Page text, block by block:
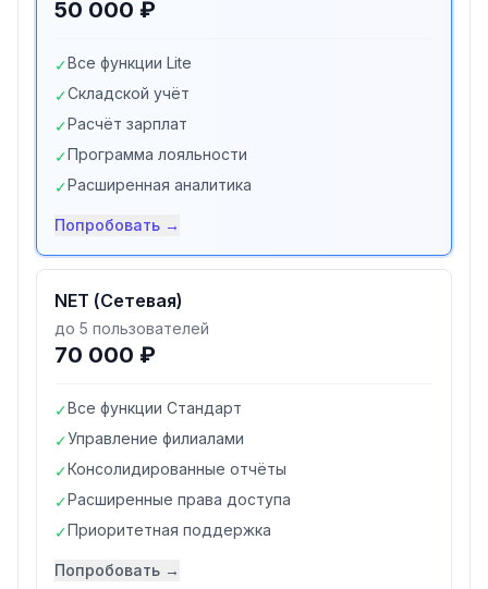
50 000 ₽
✓Все функции Lite
✓Складской учёт
✓Расчёт зарплат
✓Программа лояльности
✓Расширенная аналитика
Попробовать →
NET (Сетевая)
до 5 пользователей
70 000 ₽
✓Все функции Стандарт
✓Управление филиалами
✓Консолидированные отчёты
✓Расширенные права доступа
✓Приоритетная поддержка
Попробовать →